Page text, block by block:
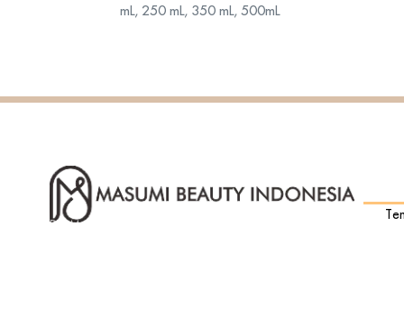
mL, 250 mL, 350 mL, 500mL
PT Masumi Beauty Indonesia adalah